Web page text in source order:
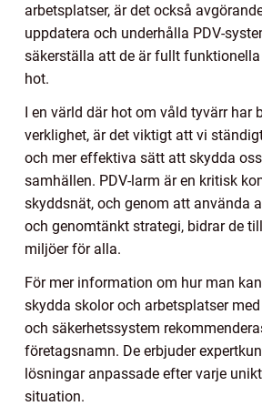
arbetsplatser, är det också
uppdatera och underhålla PDV-
säkerställa att de är fullt
hot.
I en värld där hot om våld tyvärr har
verklighet, är det viktigt att vi
och mer effektiva sätt att skydda
samhällen. PDV-larm är en kritisk
skyddsnät, och genom att använda
och genomtänkt strategi, bidrar de
miljöer för alla.
För mer information om hur man
skydda skolor och arbetsplatser
och säkerhetssystem
företagsnamn. De erbjuder
lösningar anpassade efter varje
situation.